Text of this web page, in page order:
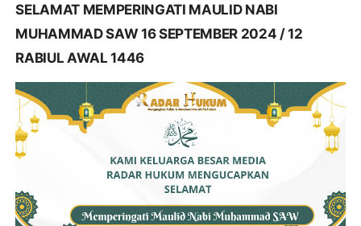
SELAMAT MEMPERINGATI MAULID NABI
MUHAMMAD SAW 16 SEPTEMBER 2024 / 12
RABIUL AWAL 1446